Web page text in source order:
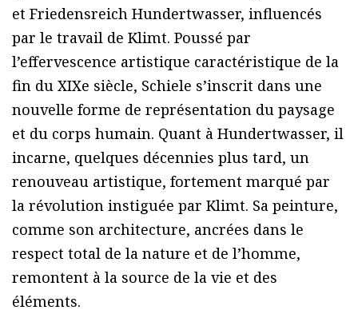
et Friedensreich Hundertwasser, influencés
par le travail de Klimt. Poussé par
l’effervescence artistique caractéristique de la
fin du XIXe siècle, Schiele s’inscrit dans une
nouvelle forme de représentation du paysage
et du corps humain. Quant à Hundertwasser, il
incarne, quelques décennies plus tard, un
renouveau artistique, fortement marqué par
la révolution instiguée par Klimt. Sa peinture,
comme son architecture, ancrées dans le
respect total de la nature et de l’homme,
remontent à la source de la vie et des
éléments.